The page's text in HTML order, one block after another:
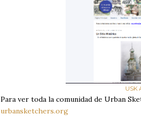
USK
Para ver toda la comunidad de Urban
urbansketchers.org